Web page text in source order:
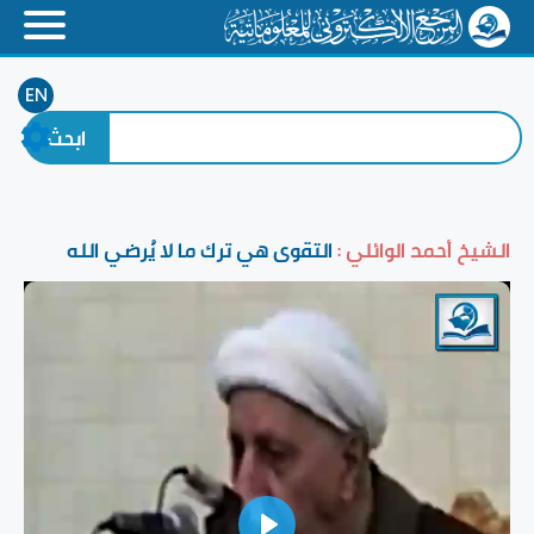
EN
الشيخ أحمد الوائلي :التقوى هي ترك ما لا يُرضي الله